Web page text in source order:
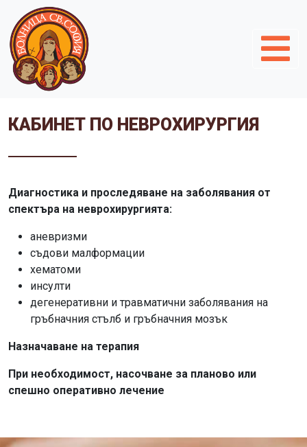
КАБИНЕТ ПО НЕВРОХИРУРГИЯ
Диагностика и проследяване на заболявания от
спектъра на неврохирургията:
аневризми
съдови малформации
хематоми
инсулти
дегенеративни и травматични заболявания на
гръбначния стълб и гръбначния мозък
Назначаване на терапия
При необходимост, насочване за планово или
спешно оперативно лечение